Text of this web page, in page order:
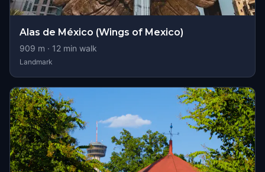
Alas de México (Wings of Mexico)
909 m · 12 min walk
Landmark